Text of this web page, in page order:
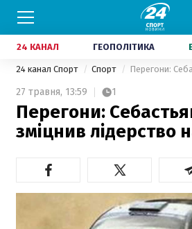
24 КАНАЛ ГЕОПОЛІТИКА
24 канал Спорт Спорт
27 травня, 13:59 1
Перегони:
зміцнив лідерство